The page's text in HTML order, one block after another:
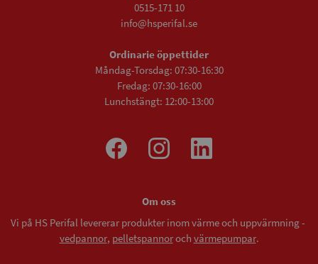
0515-171 10
info@hsperifal.se
Ordinarie öppettider
Måndag-Torsdag: 07:30-16:30
Fredag: 07:30-16:00
Lunchstängt: 12:00-13:00
Om oss
Vi på HS Perifal levererar produkter inom värme och uppvärmning -
vedpannor, pelletspannoroch värmepumpar.